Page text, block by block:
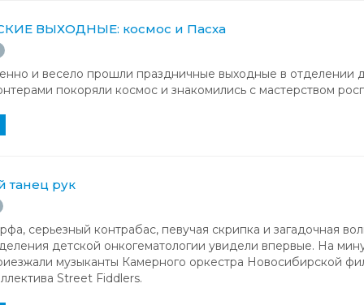
ВЫХОДНЫЕ: космос и Пасха
и весело прошли праздничные выходные в отделении
покоряли космос и знакомились с мастерством
танец рук
серьезный контрабас, певучая скрипка и загадочная
детской онкогематологии увидели впервые. На
музыканты Камерного оркестра Новосибирской
Street Fiddlers.